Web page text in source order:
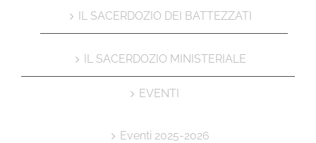
IL SACERDOZIO DEI BATTEZZATI
IL SACERDOZIO MINISTERIALE
EVENTI
Eventi 2025-2026